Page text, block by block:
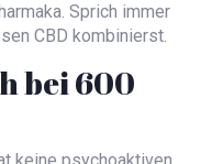
Sprich immer
CBD kombinierst.
bei 600